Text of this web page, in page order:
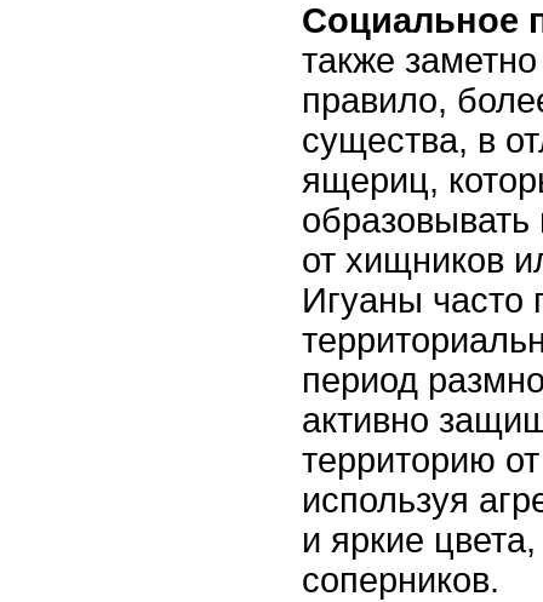
Социальное
также
правило,
существа, в
ящериц,
от хищников
Игуаны часто
период
активно
территорию
используя
и яркие
соперников.